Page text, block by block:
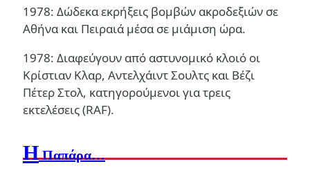
1978: Δώδεκα εκρήξεις βομβών ακροδεξιών σε
Αθήνα και Πειραιά μέσα σε μιάμιση ώρα.
1978: Διαφεύγουν από αστυνομικό κλοιό οι
Κρίστιαν Κλαρ, Αντελχάιντ Σουλτς και Βέζι
Πέτερ Στολ, κατηγορούμενοι για τρεις
εκτελέσεις (RAF).
ΗΠαπάρα…